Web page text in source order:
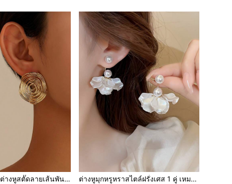
ต่างหูสตั๊ดลายเส้นพันเกลียวทรงกลม 1 คู่ สำหรับผู้หญิง เหมาะสำหรับเป็นเครื่องประดับ ของขวัญงานแต่ง และต่างหูสำหรับฤดูเจ้าสาว ต่างหูมุกหรูหราสไตล์ฝรั่งเศส 1 คู่ เหมาะสำหรับเครื่องประดับ ของขวัญงานแต่งงาน ต่างหูเจ้าสาวตามฤดูกาล